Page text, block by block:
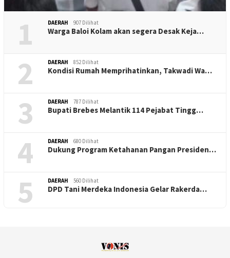
1 DAERAH 907 Dilihat
Warga Baloi Kolam akan segera Desak Keja…
2 DAERAH 852 Dilihat
Kondisi Rumah Memprihatinkan, Takwadi Wa…
3 DAERAH 787 Dilihat
Bupati Brebes Melantik 114 Pejabat Tingg…
4 DAERAH 680 Dilihat
Dukung Program Ketahanan Pangan Presiden…
5 DAERAH 560 Dilihat
DPD Tani Merdeka Indonesia Gelar Rakerda…